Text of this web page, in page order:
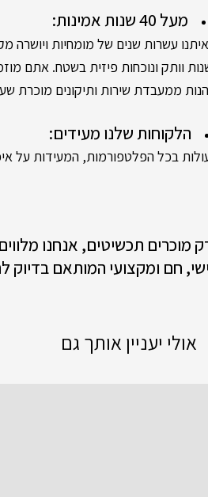
מעל 40 שנות אמינות:
עשרות שנים של מומחיות ויושרה
ממעבדת שירות ותיקונים מוכרת
הלקוחות שלנו מעידים:
בכל הפלטפורמות, המעידות על
רק מוכרים תכשיטים, אנחנו
חם ומקצועי המותאם בדיוק
אולי יעניין אותך גם